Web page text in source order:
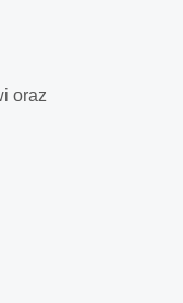
oraz